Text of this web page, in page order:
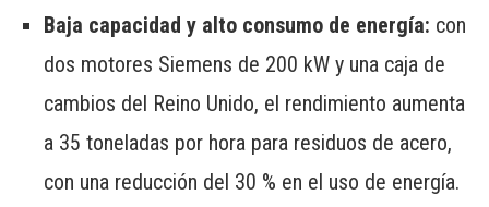
Baja capacidad y alto consumo de energía: con
dos motores Siemens de 200 kW y una caja de
cambios del Reino Unido, el rendimiento aumenta
a 35 toneladas por hora para residuos de acero,
con una reducción del 30 % en el uso de energía.